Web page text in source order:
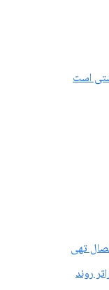
تهی
روند